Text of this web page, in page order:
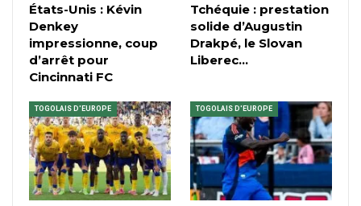
États-Unis : Kévin
Denkey
impressionne, coup
d’arrêt pour
Cincinnati FC
Tchéquie : prestation
solide d’Augustin
Drakpé, le Slovan
Liberec…
TOGOLAIS D'EUROPE TOGOLAIS D'EUROPE